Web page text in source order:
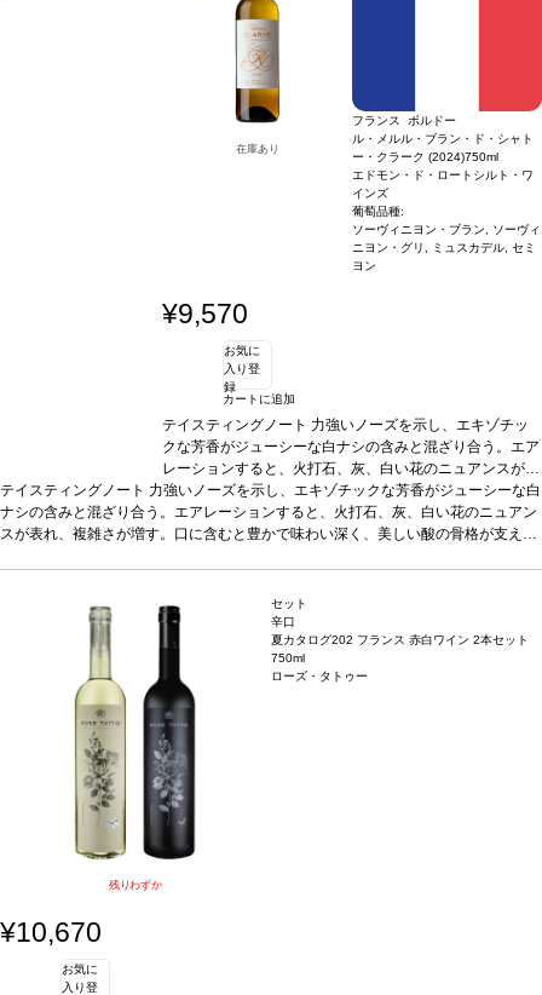
在庫あり
フランス ボルドー
ル・メルル・ブラン・ド・シャト
ー・クラーク (2024)750ml
エドモン・ド・ロートシルト・ワ
インズ
葡萄品種:
ソーヴィニヨン・ブラン, ソーヴィ
ニヨン・グリ, ミュスカデル, セミ
ヨン
¥9,570
お気に
入り登
録
カートに追加
テイスティングノート 力強いノーズを示し、エキゾチッ
クな芳香がジューシーな白ナシの含みと混ざり合う。エア
レーションすると、火打石、灰、白い花のニュアンスが表
れ、複雑さが増す。口に含むと豊かで味わい深く、美しい
酸の骨格が支え、全体を通してフレッシュなバランスが保
たれていて、ほのかな木のニュアンスで締めくくられ味わ
ラダ、白身肉などと好相性
ラン 70%、ソーヴィニヨン・グリ 10%、ミュスカデル 1
0%、セミヨン 10%*本ヴィンテージが在庫切れの場合、
在庫があり価格が同様の場合は自動的に次のヴィンテージ
に変更されます、ご了承ください。
テイスティングノート 力強いノーズを示し、エキゾチックな芳香がジューシーな白
ナシの含みと混ざり合う。エアレーションすると、火打石、灰、白い花のニュアン
スが表れ、複雑さが増す。口に含むと豊かで味わい深く、美しい酸の骨格が支え、
魚、シーフード、サラダ、白身肉などと好相性
ソーヴィニヨン・ブラン 70%、ソーヴィニヨン・グリ 10%、ミュスカデル 1
0%、セミヨン 10%
*本ヴィンテージが在庫切れの場合、在庫があり価格が同様の
場合は自動的に次のヴィンテージに変更されます、ご了承ください。
残りわずか
セット
辛口
夏カタログ202 フランス 赤白ワイン 2本セット
750ml
ローズ・タトゥー
¥10,670
お気に
入り登